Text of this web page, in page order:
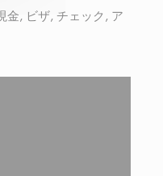
金, ビザ, チェック, ア